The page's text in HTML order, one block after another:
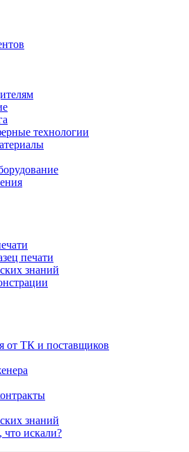
технологии
печати
знаний
от ТК и поставщиков
знаний
искали?